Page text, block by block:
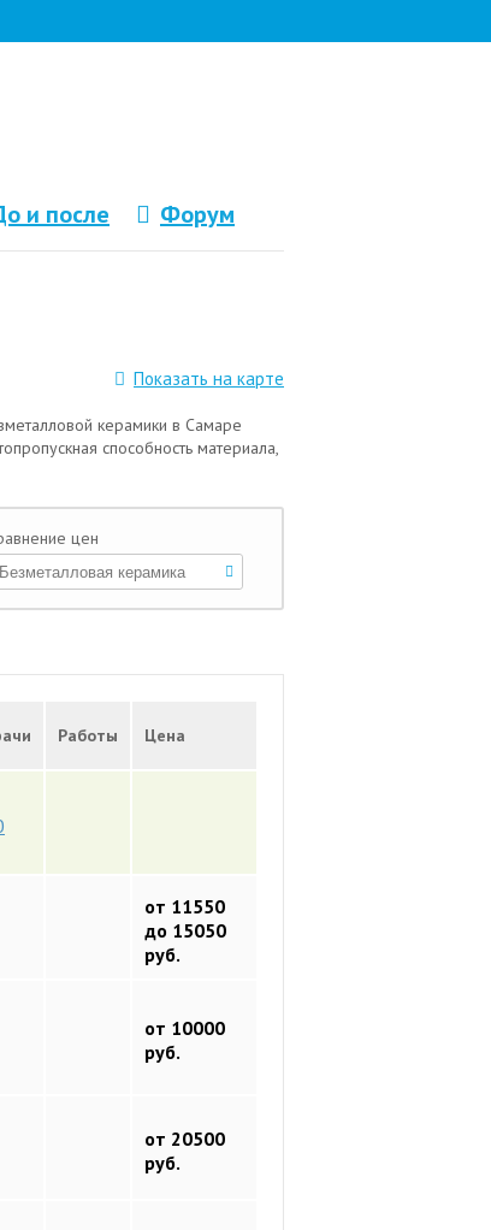
и после Форум
Показать на карте
керамики в Самаре
способность материала,
Работы Цена
от 11550
до 15050
руб.
от 10000
руб.
от 20500
руб.
цен